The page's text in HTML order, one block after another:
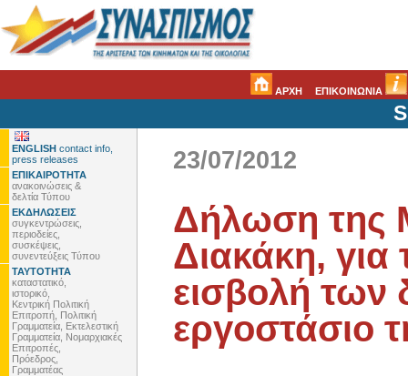
ΑΡΧΗ ΕΠΙΚΟΙΝΩΝΙΑ
ENGLISH contact info,
press releases
ΕΠΙΚΑΙΡΟΤΗΤΑ
ανακοινώσεις &
δελτία Τύπου
ΕΚΔΗΛΩΣΕΙΣ
συγκεντρώσεις,
περιοδείες,
συσκέψεις,
συνεντεύξεις Τύπου
ΤΑΥΤΟΤΗΤΑ
καταστατικό,
ιστορικό,
Κεντρική Πολιτική
Επιτροπή, Πολιτική
Γραμματεία, Εκτελεστική
Γραμματεία, Νομαρχιακές
Επιτροπές,
Πρόεδρος,
Γραμματέας
23/07/2012
Δήλωση της
Διακάκη, για
εισβολή
εργοστάσιο